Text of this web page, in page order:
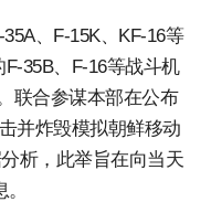
、F-15K、KF-16等
35B、F-16等战斗机
联合参谋本部在公布
并炸毁模拟朝鲜移动
析，此举旨在向当天